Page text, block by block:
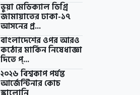
ভুয়া মেডিক্যাল ডিগ্রি
জামায়াতের ঢাকা-১৭
আসনের প্র...
বাংলাদেশের ওপর আরও
কঠোর মার্কিন নিষেধাজ্ঞা
দিতে প্...
২০২৬ বিশ্বকাপ পর্যন্ত
আর্জেন্টিনার কোচ